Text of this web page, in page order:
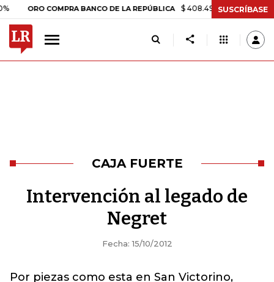
ORO COMPRA BANCO DE LA REPÚBLICA $ 408.498,97 +$ 8.753,81
SUSCRÍBASE
CAJA FUERTE
Intervención al legado de
Negret
Fecha: 15/10/2012
Por piezas como esta en San Victorino,